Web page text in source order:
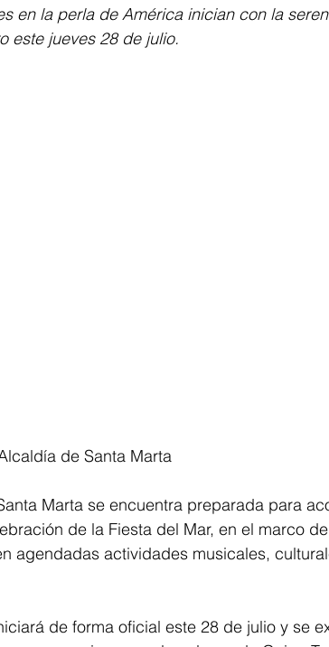
en la perla de América inician con la
este jueves 28 de julio.
de Santa Marta
Marta se encuentra preparada para
de la Fiesta del Mar, en el marco
agendadas actividades musicales,
de forma oficial este 28 de julio y se